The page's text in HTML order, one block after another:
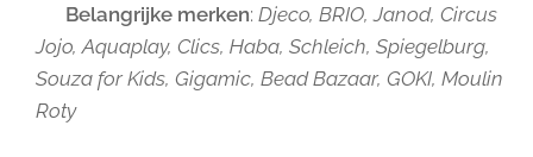
Belangrijke merken: Djeco, BRIO, Janod, Circus
Jojo, Aquaplay, Clics, Haba, Schleich, Spiegelburg,
Souza for Kids, Gigamic, Bead Bazaar, GOKI, Moulin
Roty